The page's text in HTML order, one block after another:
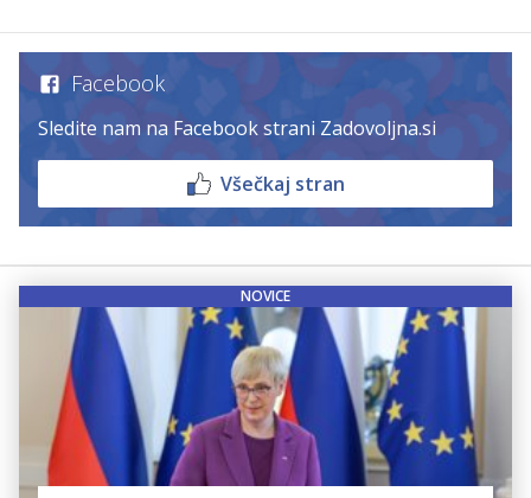
Facebook
Sledite nam na Facebook strani Zadovoljna.si
Všečkaj stran
NOVICE